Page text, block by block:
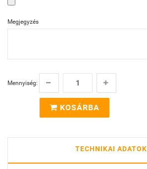
Megjegyzés
Mennyiség:
KOSÁRBA
TECHNIKAI ADATOK